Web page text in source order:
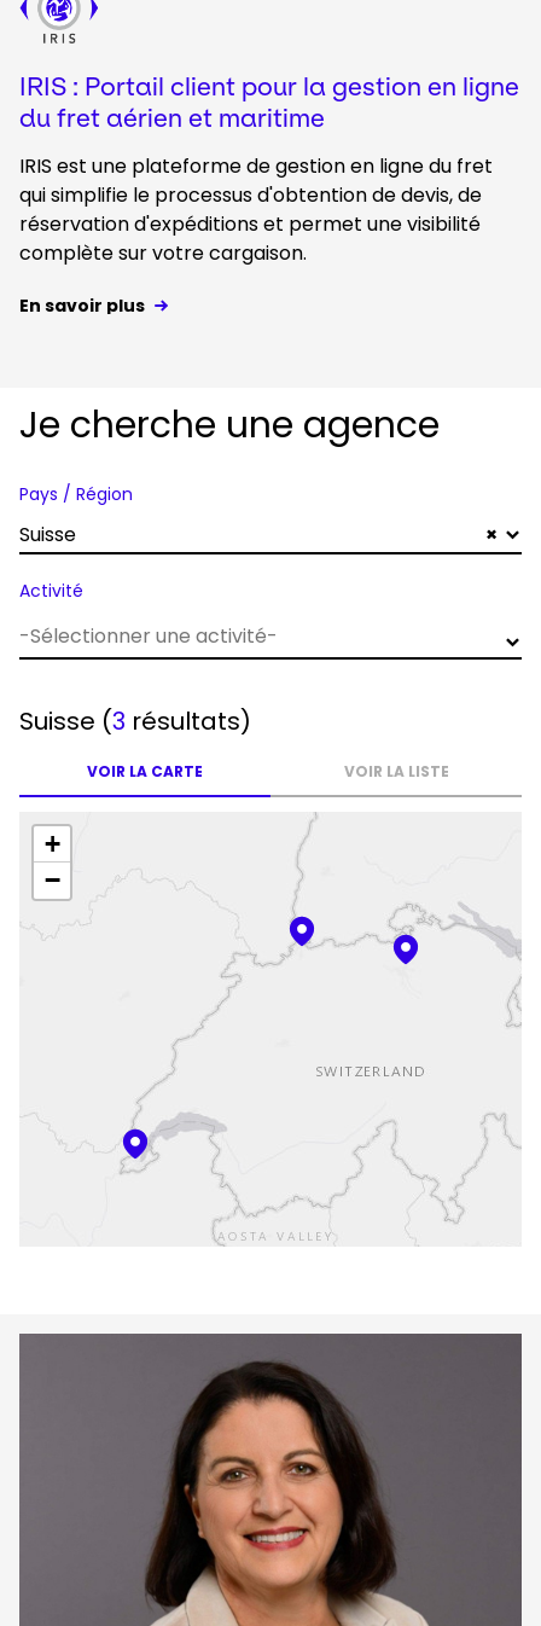
IRIS : Portail client pour la gestion en ligne
du fret aérien et maritime
IRIS est une plateforme de gestion en ligne du fret
qui simplifie le processus d'obtention de devis, de
réservation d'expéditions et permet une visibilité
complète sur votre cargaison.
En savoir plus
Je cherche une agence
Pays / Région
×
Suisse
Activité
Suisse (3 résultats)
VOIR LA CARTE VOIR LA LISTE
+
−
Keepeek